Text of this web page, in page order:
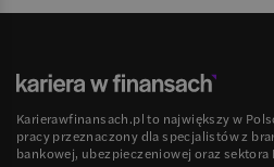
Karierawfinansach.pl to największy w
pracy przeznaczony dla specjalistów z
bankowej, ubezpieczeniowej oraz sektora